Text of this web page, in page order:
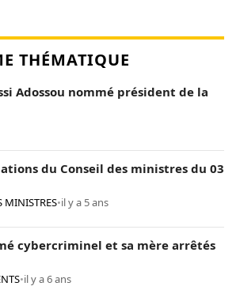
THÉMATIQUE
Adossou nommé président de la
du Conseil des ministres du 03
MINISTRES•il y a 5 ans
cybercriminel et sa mère arrêtés
•il y a 6 ans